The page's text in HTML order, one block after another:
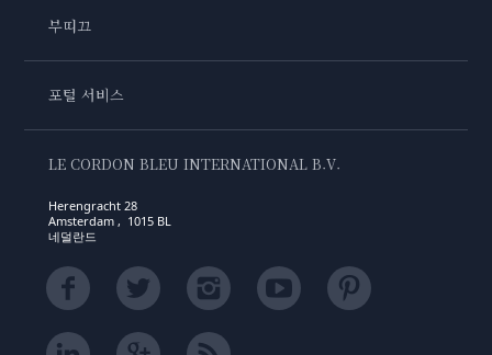
부띠끄
포털 서비스
LE CORDON BLEU INTERNATIONAL B.V.
Herengracht 28
Amsterdam , 1015 BL
네덜란드